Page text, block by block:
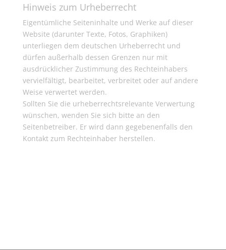
Hinweis zum Urheberrecht
Eigentümliche Seiteninhalte und Werke auf dieser
Website (darunter Texte, Fotos, Graphiken)
unterliegen dem deutschen Urheberrecht und
dürfen außerhalb dessen Grenzen nur mit
ausdrücklicher Zustimmung des Rechteinhabers
vervielfältigt, bearbeitet, verbreitet oder auf andere
Weise verwertet werden.
Sollten Sie die urheberrechtsrelevante Verwertung
wünschen, wenden Sie sich bitte an den
Seitenbetreiber. Er wird dann gegebenenfalls den
Kontakt zum Rechteinhaber herstellen.